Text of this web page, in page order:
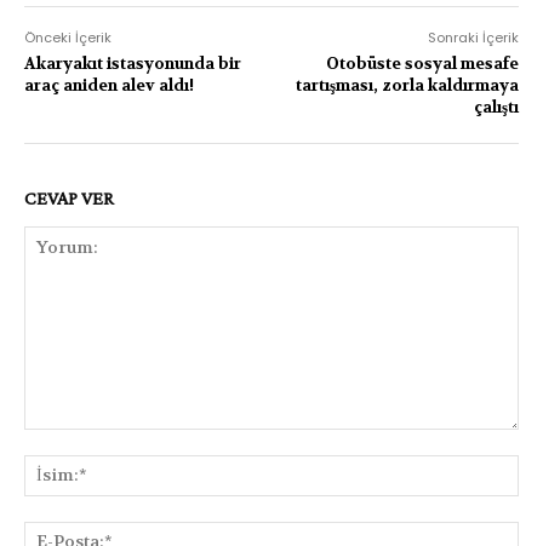
Önceki İçerik
Akaryakıt istasyonunda bir
araç aniden alev aldı!
Sonraki İçerik
Otobüste sosyal mesafe
tartışması, zorla kaldırmaya
çalıştı
CEVAP VER